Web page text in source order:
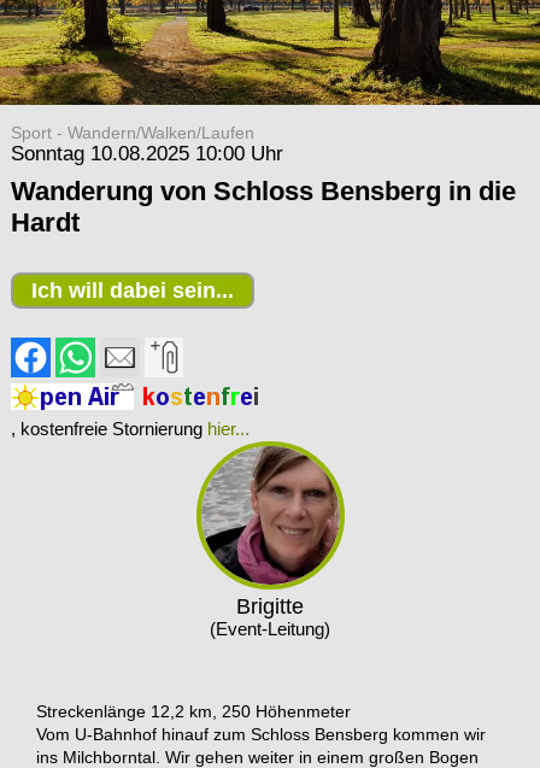
Sport - Wandern/Walken/Laufen
Sonntag 10.08.2025 10:00 Uhr
Wanderung von Schloss Bensberg in die
Hardt
Brigitte
(Event-Leitung)
Ich will dabei sein...
, kostenfreie Stornierung hier...
Streckenlänge 12,2 km, 250 Höhenmeter
Vom U-Bahnhof hinauf zum Schloss Bensberg kommen wir
ins Milchborntal. Wir gehen weiter in einem großen Bogen